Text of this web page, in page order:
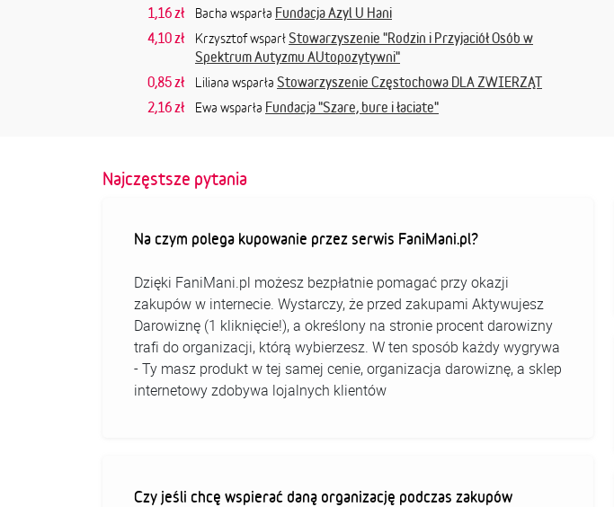
1,16 zł
Bacha wsparła Fundacja Azyl U Hani
4,10 zł
Krzysztof wsparł Stowarzyszenie "Rodzin i Przyjaciół Osób w
Spektrum Autyzmu AUtopozytywni"
0,85 zł
Liliana wsparła Stowarzyszenie Częstochowa DLA ZWIERZĄT
2,16 zł
Ewa wsparła Fundacja "Szare, bure i łaciate"
Najczęstsze pytania
Na czym polega kupowanie przez serwis FaniMani.pl?
Dzięki FaniMani.pl możesz bezpłatnie pomagać przy okazji
zakupów w internecie. Wystarczy, że przed zakupami Aktywujesz
Darowiznę (1 kliknięcie!), a określony na stronie procent darowizny
trafi do organizacji, którą wybierzesz. W ten sposób każdy wygrywa
- Ty masz produkt w tej samej cenie, organizacja darowiznę, a sklep
internetowy zdobywa lojalnych klientów
Czy jeśli chcę wspierać daną organizację podczas zakupów